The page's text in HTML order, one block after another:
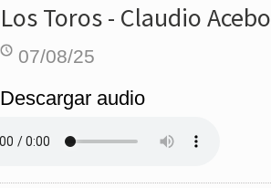
Los Toros - Claudio Acebo
07/08/25
Descargar audio